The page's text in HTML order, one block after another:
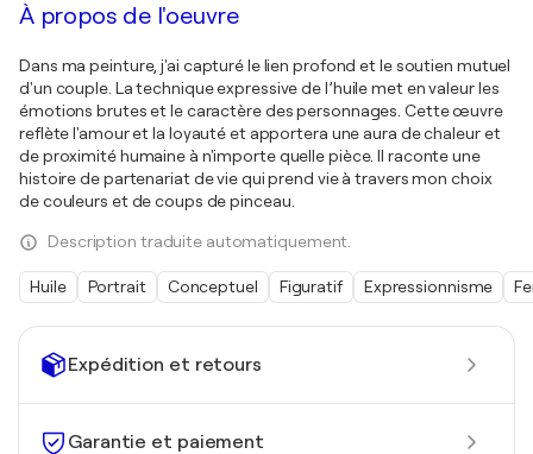
Expédition et retours
Garantie et paiement
À propos de l'oeuvre
Dans ma peinture, j'ai capturé le lien profond et le soutien mutuel
d'un couple. La technique expressive de l’huile met en valeur les
émotions brutes et le caractère des personnages. Cette œuvre
reflète l'amour et la loyauté et apportera une aura de chaleur et
de proximité humaine à n'importe quelle pièce. Il raconte une
histoire de partenariat de vie qui prend vie à travers mon choix
de couleurs et de coups de pinceau.
Description traduite automatiquement.
Huile Portrait Conceptuel Figuratif Expressionnisme